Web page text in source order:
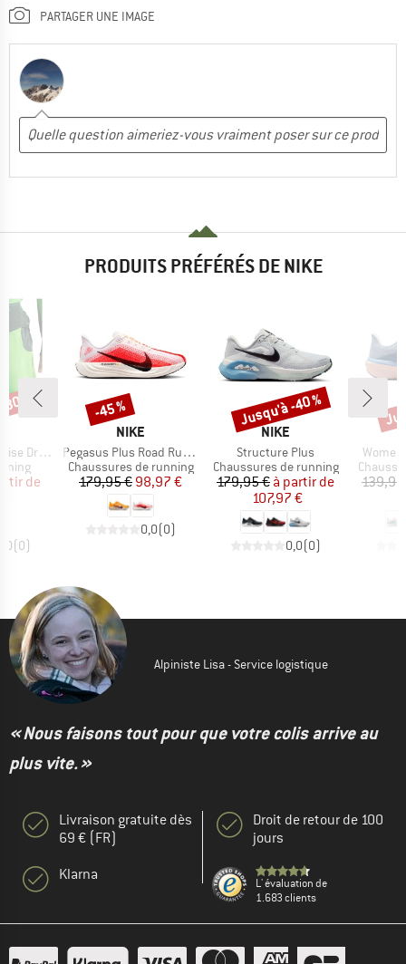
PARTAGER UNE IMAGE
PRODUITS PRÉFÉRÉS DE NIKE
5 Brief
réduit
de
(0)
%
MARQUE
NIKE
Article
Pegasus Plus Road Running Shoes
Product group
Chaussures de running
Prix
179,95 €Prix réduit
98,97 €
0,0(0)
Remise
-45 %
MARQUE
NIKE
Article
Structure Plus
Product group
Chaussures de running
Prix
179,95 € Prix réduit
à partir de
107,97 €
0,0(0)
Remise
Jusqu'à -40 %
Article
Product
Alpiniste Lisa - Service logistique
« Nous faisons tout pour que votre colis arrive au
plus vite. »
Livraison gratuite dès
69 € (FR)
Klarna
Droit de retour de 100
jours
L' évaluation de
1.683 clients